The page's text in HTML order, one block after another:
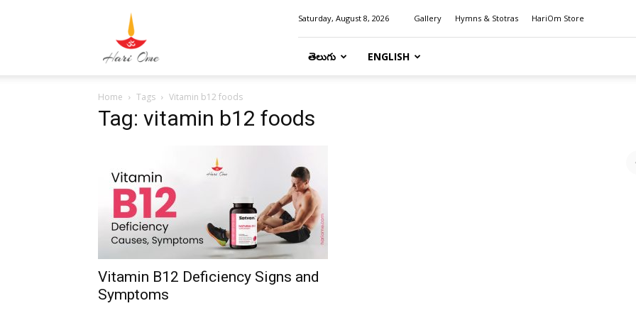
Saturday, August 8, 2026 Gallery Hymns & Stotras HariOm Store
తెలుగు ENGLISH
Home Tags Vitamin b12 foods
Tag: vitamin b12 foods
Vitamin B12 Deficiency Signs and
Symptoms